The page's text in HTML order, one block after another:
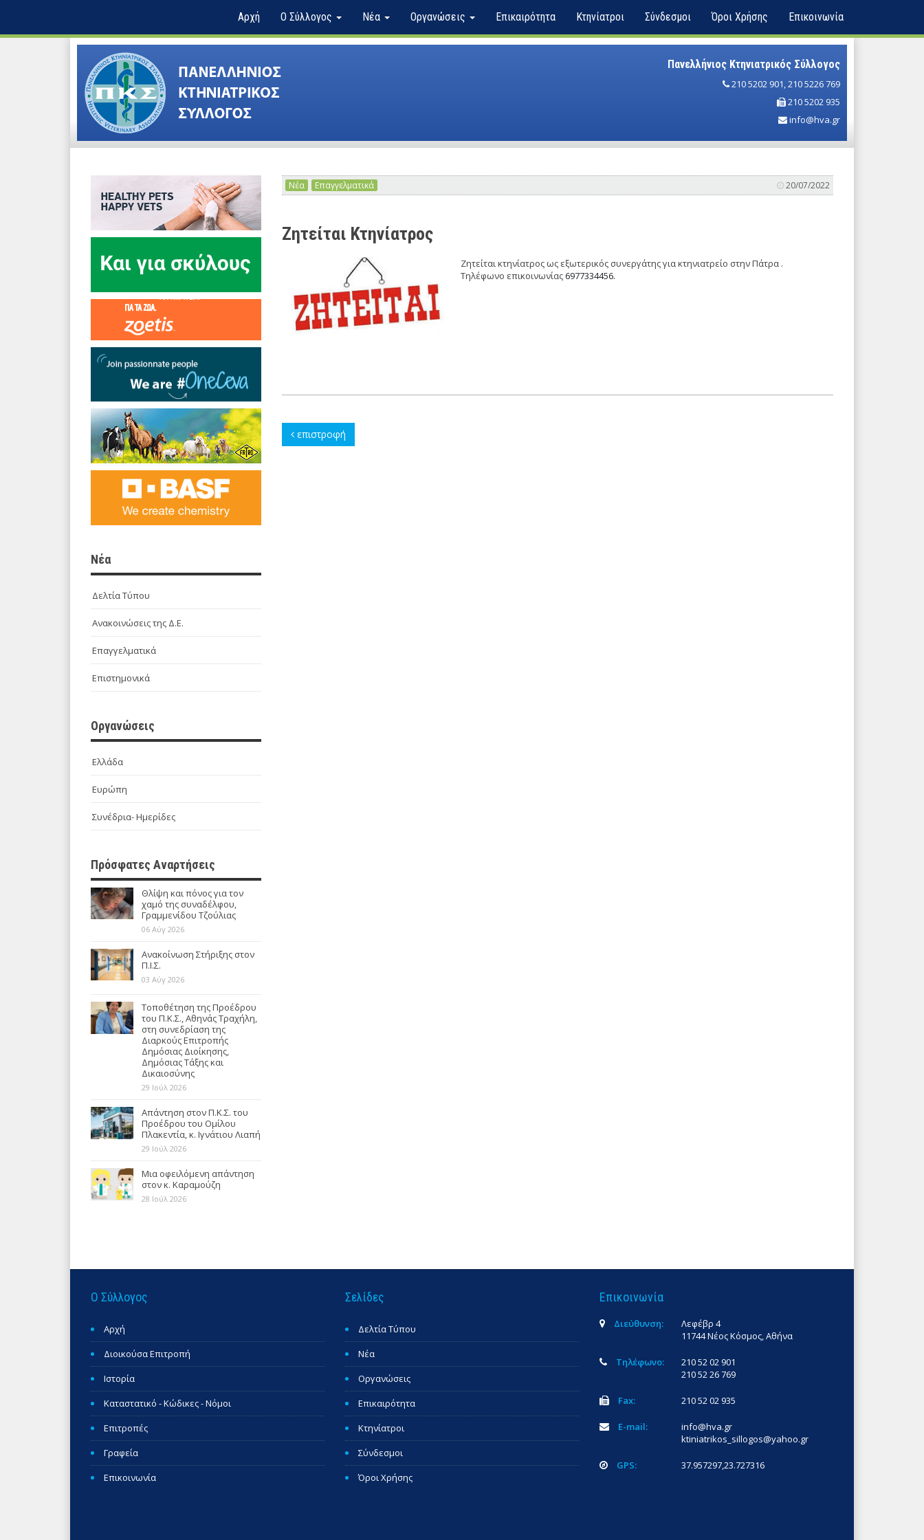
Αρχή Ο Σύλλογος Νέα Οργανώσεις Επικαιρότητα Κτηνίατροι Σύνδεσμοι Όροι Χρήσης Επικοινωνία
Πανελλήνιος Κτηνιατρικός Σύλλογος
210 5202 901,210 5226 769
210 5202 935
info@hva.gr
Νέα
Δελτία Τύπου
Ανακοινώσεις της Δ.Ε.
Επαγγελματικά
Επιστημονικά
Οργανώσεις
Ελλάδα
Ευρώπη
Συνέδρια- Ημερίδες
Πρόσφατες Αναρτήσεις
Θλίψη και πόνος για τον
χαμό της συναδέλφου,
Γραμμενίδου Τζούλιας
06 Αύγ 2026
Ανακοίνωση Στήριξης στον
Π.Ι.Σ.
03 Αύγ 2026
Τοποθέτηση της Προέδρου
του Π.Κ.Σ., Αθηνάς Τραχήλη,
στη συνεδρίαση της
Διαρκούς Επιτροπής
Δημόσιας Διοίκησης,
Δημόσιας Τάξης και
Δικαιοσύνης
29 Ιούλ 2026
Απάντηση στον Π.Κ.Σ. του
Προέδρου του Ομίλου
Πλακεντία, κ. Ιγνάτιου Λιαπή
29 Ιούλ 2026
Μια οφειλόμενη απάντηση
στον κ. Καραμούζη
28 Ιούλ 2026
Νέα Επαγγελματικά 20/07/2022
Ζητείται Κτηνίατρος
Ζητείται κτηνίατρος ως εξωτερικός συνεργάτης για κτηνιατρείο στην Πάτρα .
Τηλέφωνο επικοινωνίας 6977334456.
επιστροφή
Ο Σύλλογος
Αρχή
Διοικούσα Επιτροπή
Ιστορία
Καταστατικό - Κώδικες - Νόμοι
Επιτροπές
Γραφεία
Επικοινωνία
Σελίδες
Δελτία Τύπου
Νέα
Οργανώσεις
Επικαιρότητα
Κτηνίατροι
Σύνδεσμοι
Όροι Χρήσης
Επικοινωνία
Διεύθυνση:
Λεφέβρ 4
11744 Νέος Κόσμος, Αθήνα
Τηλέφωνο:
210 52 02 901
210 52 26 769
Fax: 210 52 02 935
E-mail:
info@hva.gr
ktiniatrikos_sillogos@yahoo.gr
GPS: 37.957297,23.727316